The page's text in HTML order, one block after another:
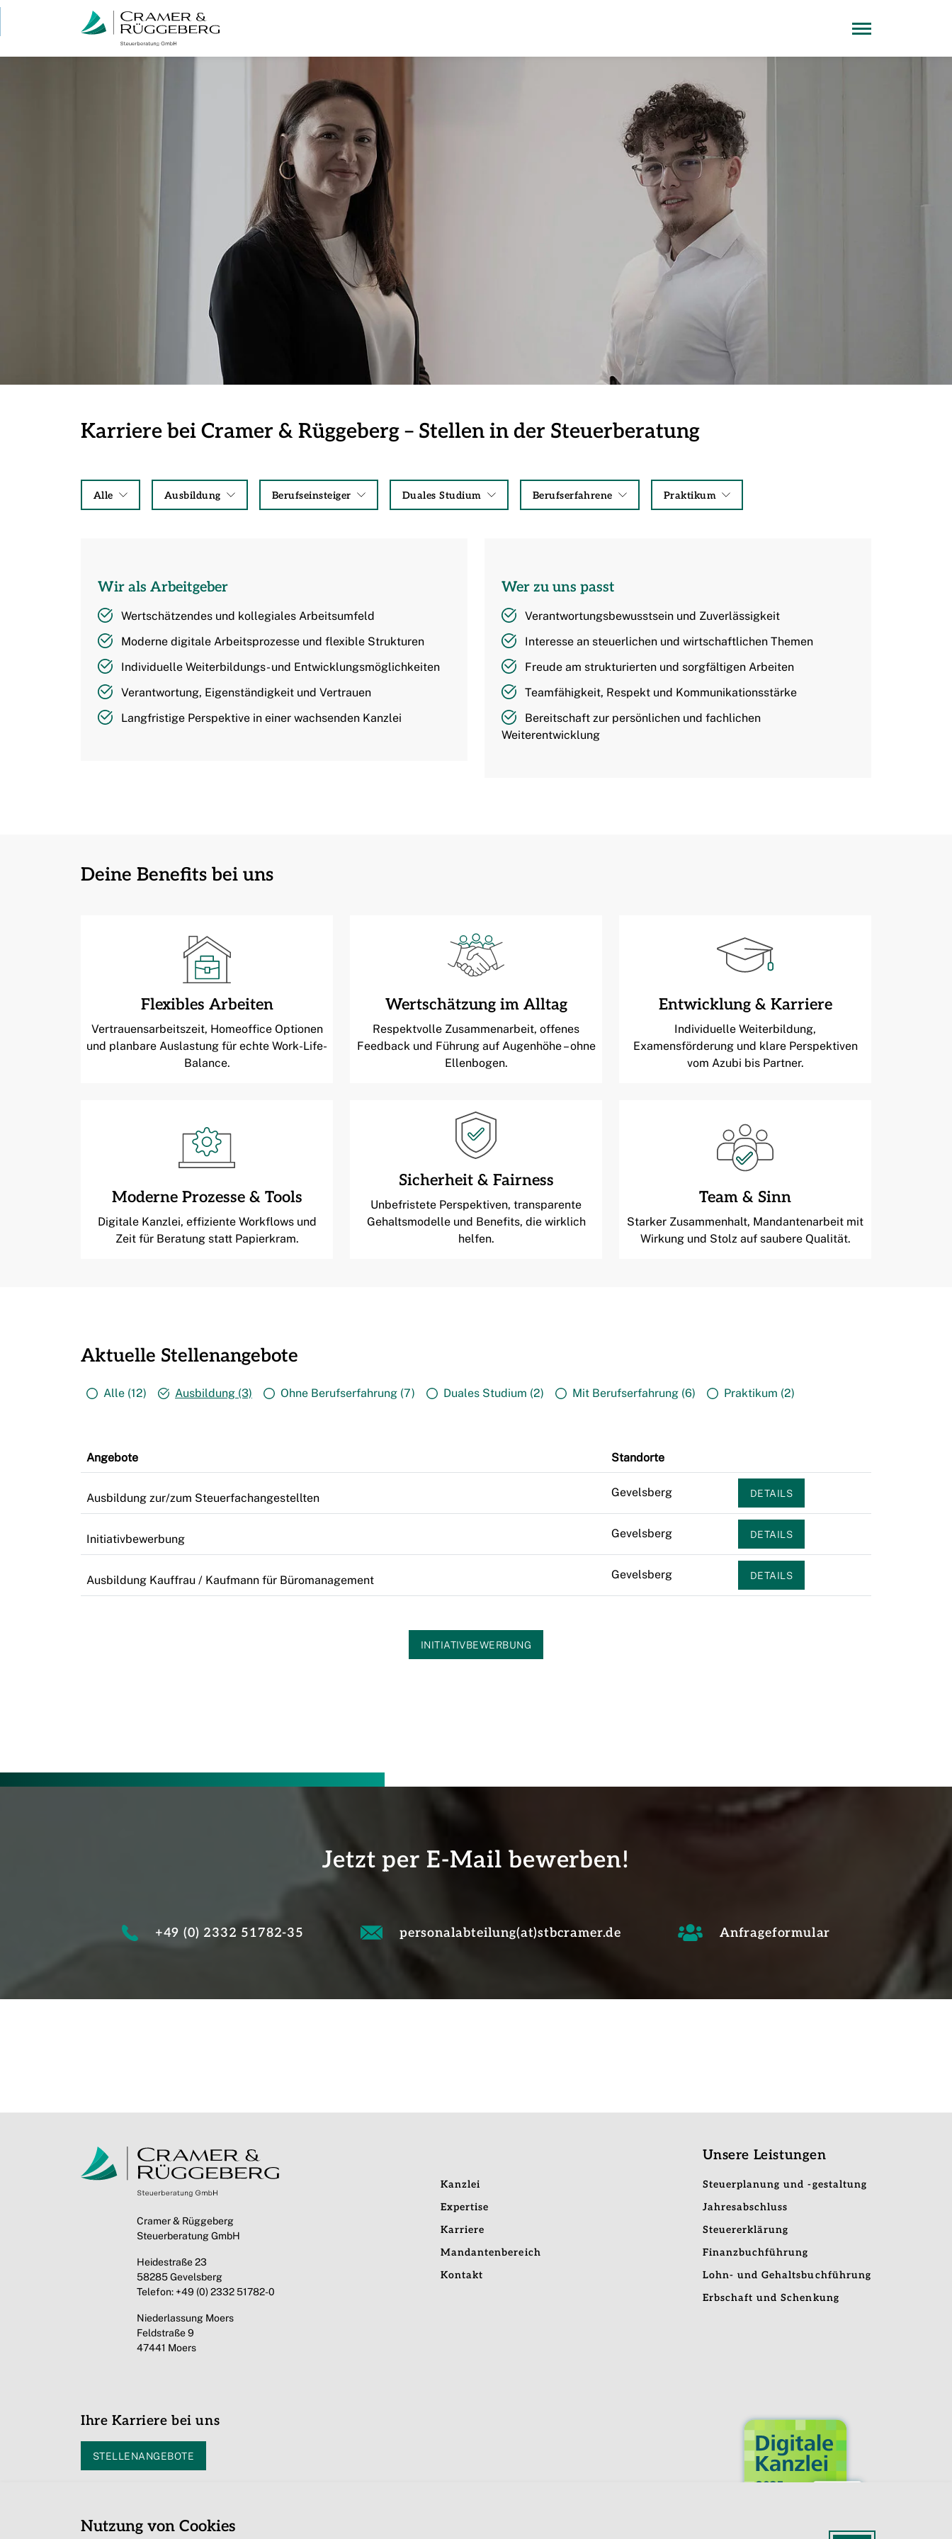
Nutzung von Cookies
Karriere bei Cramer & Rüggeberg – Stellen in der Steuerberatung
Alle Ausbildung Berufseinsteiger Duales Studium Berufserfahrene Praktikum
Wir als Arbeitgeber
Wertschätzendes und kollegiales Arbeitsumfeld
Moderne digitale Arbeitsprozesse und flexible Strukturen
Individuelle Weiterbildungs- und Entwicklungsmöglichkeiten
Verantwortung, Eigenständigkeit und Vertrauen
Langfristige Perspektive in einer wachsenden Kanzlei
Wer zu uns passt
Verantwortungsbewusstsein und Zuverlässigkeit
Interesse an steuerlichen und wirtschaftlichen Themen
Freude am strukturierten und sorgfältigen Arbeiten
Teamfähigkeit, Respekt und Kommunikationsstärke
Bereitschaft zur persönlichen und fachlichen
Weiterentwicklung
Deine Benefits bei uns
Flexibles Arbeiten
Vertrauensarbeitszeit, Homeoffice Optionen
und planbare Auslastung für echte Work-Life-
Balance.
Wertschätzung im Alltag
Respektvolle Zusammenarbeit, offenes
Feedback und Führung auf Augenhöhe – ohne
Ellenbogen.
Entwicklung & Karriere
Individuelle Weiterbildung,
Examensförderung und klare Perspektiven
vom Azubi bis Partner.
Moderne Prozesse & Tools
Digitale Kanzlei, effiziente Workflows und
Zeit für Beratung statt Papierkram.
Sicherheit & Fairness
Unbefristete Perspektiven, transparente
Gehaltsmodelle und Benefits, die wirklich
helfen.
Team & Sinn
Starker Zusammenhalt, Mandantenarbeit mit
Wirkung und Stolz auf saubere Qualität.
Aktuelle Stellenangebote
Alle (12) Ausbildung (3) Ohne Berufserfahrung (7) Duales Studium (2) Mit Berufserfahrung (6) Praktikum (2)
Angebote Standorte
Ausbildung zur/zum Steuerfachangestellten Gevelsberg DETAILS
Initiativbewerbung Gevelsberg DETAILS
Ausbildung Kauffrau / Kaufmann für Büromanagement Gevelsberg DETAILS
INITIATIVBEWERBUNG
Jetzt per E-Mail bewerben!
+49 (0) 2332 51782-35 personalabteilung(at)stbcramer.de Anfrageformular
Cramer & Rüggeberg
Steuerberatung GmbH
Heidestraße 23
58285 Gevelsberg
Telefon: +49 (0) 2332 51782-0
Niederlassung Moers
Feldstraße 9
47441 Moers
Kanzlei
Expertise
Karriere
Mandantenbereich
Kontakt
Unsere Leistungen
Steuerplanung und -gestaltung
Jahresabschluss
Steuererklärung
Finanzbuchführung
Lohn- und Gehaltsbuchführung
Erbschaft und Schenkung
Ihre Karriere bei uns
STELLENANGEBOTE